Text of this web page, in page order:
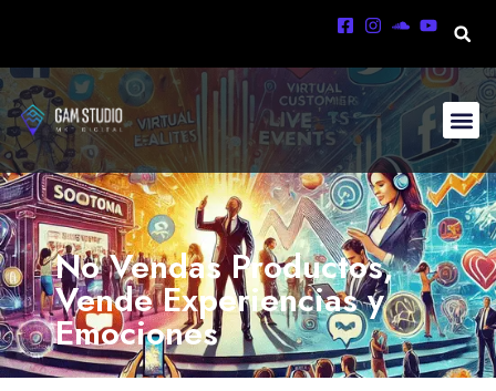
No Vendas Productos,
Vende Experiencias y
Emociones